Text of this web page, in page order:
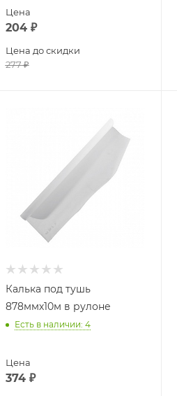
Цена
204₽
Цена до скидки
277₽
Калька под тушь
878ммх10м в рулоне
Есть в наличии: 4
Цена
374₽